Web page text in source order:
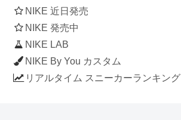
NIKE 近日発売
NIKE 発売中
NIKE LAB
NIKE By You カスタム
リアルタイム スニーカーランキング